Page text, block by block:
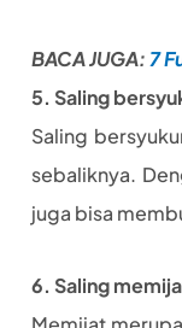
BACA JUGA: 7
5. Saling
Saling
sebaliknya.
juga bisa
6. Saling